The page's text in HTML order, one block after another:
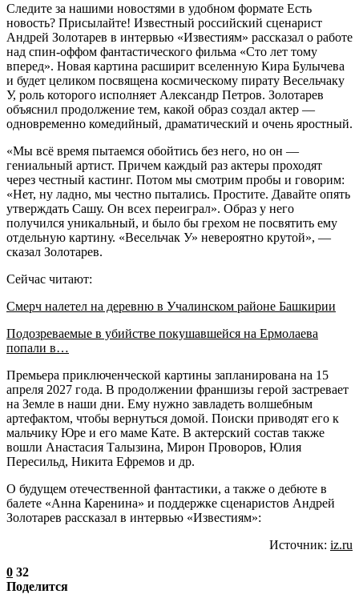
Следите за нашими новостями в удобном формате Есть
новость? Присылайте! Известный российский сценарист
Андрей Золотарев в интервью «Известиям» рассказал о работе
над спин-оффом фантастического фильма «Сто лет тому
вперед». Новая картина расширит вселенную Кира Булычева
и будет целиком посвящена космическому пирату Весельчаку
У, роль которого исполняет Александр Петров. Золотарев
объяснил продолжение тем, какой образ создал актер —
одновременно комедийный, драматический и очень яростный.
«Мы всё время пытаемся обойтись без него, но он —
гениальный артист. Причем каждый раз актеры проходят
через честный кастинг. Потом мы смотрим пробы и говорим:
«Нет, ну ладно, мы честно пытались. Простите. Давайте опять
утверждать Сашу. Он всех переиграл». Образ у него
получился уникальный, и было бы грехом не посвятить ему
отдельную картину. «Весельчак У» невероятно крутой», —
сказал Золотарев.
Сейчас читают:
Смерч налетел на деревню в Учалинском районе Башкирии
Подозреваемые в убийстве покушавшейся на Ермолаева
попали в…
Премьера приключенческой картины запланирована на 15
апреля 2027 года. В продолжении франшизы герой застревает
на Земле в наши дни. Ему нужно завладеть волшебным
артефактом, чтобы вернуться домой. Поиски приводят его к
мальчику Юре и его маме Кате. В актерский состав также
вошли Анастасия Талызина, Мирон Проворов, Юлия
Пересильд, Никита Ефремов и др.
О будущем отечественной фантастики, а также о дебюте в
балете «Анна Каренина» и поддержке сценаристов Андрей
Золотарев рассказал в интервью «Известиям»:
Источник: iz.ru
0 32
Поделится